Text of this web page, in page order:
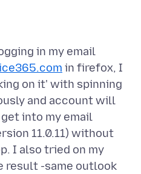
in my email
in firefox, I
on it' with spinning
and account will
into my email
11.0.11) without
I also tried on my
result -same outlook